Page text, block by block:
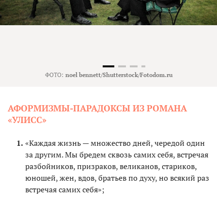
ФОТО: noel bennett/Shutterstock/Fotodom.ru
АФОРМИЗМЫ-ПАРАДОКСЫ ИЗ РОМАНА
«УЛИСС»
«Каждая жизнь — множество дней, чередой один
за другим. Мы бредем сквозь самих себя, встречая
разбойников, призраков, великанов, стариков,
юношей, жен, вдов, братьев по духу, но всякий раз
встречая самих себя»;